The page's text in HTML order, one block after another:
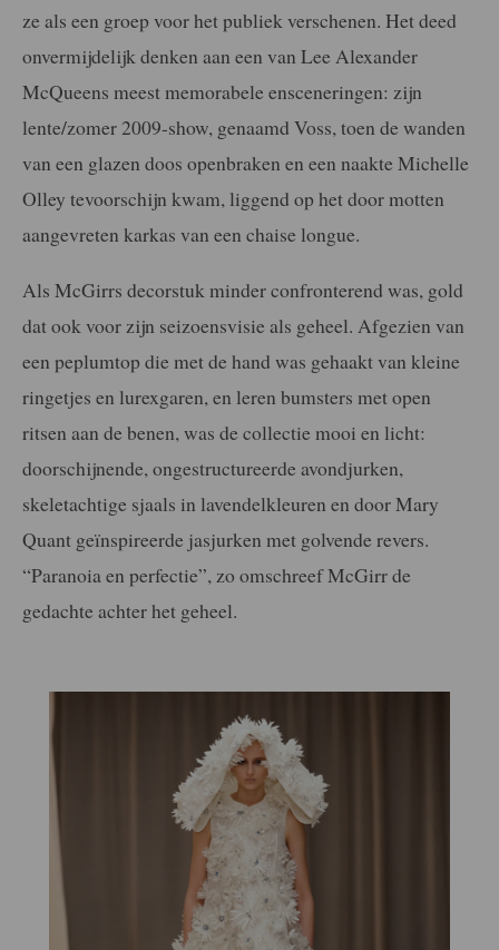
ze als een groep voor het publiek verschenen. Het deed
onvermijdelijk denken aan een van Lee Alexander
McQueens meest memorabele ensceneringen: zijn
lente/zomer 2009-show, genaamd Voss, toen de wanden
van een glazen doos openbraken en een naakte Michelle
Olley tevoorschijn kwam, liggend op het door motten
aangevreten karkas van een chaise longue.
Als McGirrs decorstuk minder confronterend was, gold
dat ook voor zijn seizoensvisie als geheel. Afgezien van
een peplumtop die met de hand was gehaakt van kleine
ringetjes en lurexgaren, en leren bumsters met open
ritsen aan de benen, was de collectie mooi en licht:
doorschijnende, ongestructureerde avondjurken,
skeletachtige sjaals in lavendelkleuren en door Mary
Quant geïnspireerde jasjurken met golvende revers.
“Paranoia en perfectie”, zo omschreef McGirr de
gedachte achter het geheel.